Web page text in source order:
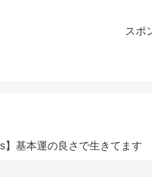
スポ
】基本運の良さで生きてます